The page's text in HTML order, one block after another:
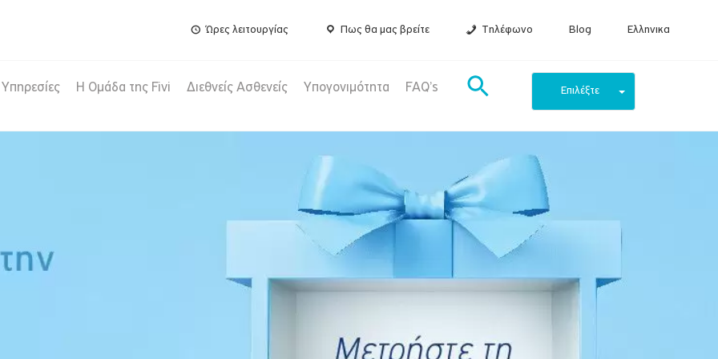
Ώρες λειτουργίας Πως θα μας βρείτε Τηλέφωνο Blog Ελληνικα
Υπηρεσίες Η Ομάδα της Fivi Διεθνείς Ασθενείς Υπογονιμότητα FAQ’s Επιλέξτε